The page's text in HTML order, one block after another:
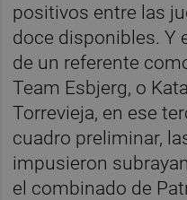
positivos entre las
doce disponibles. Y
de un referente
Team Esbjerg, o
Torrevieja, en ese
cuadro preliminar,
impusieron
el combinado de